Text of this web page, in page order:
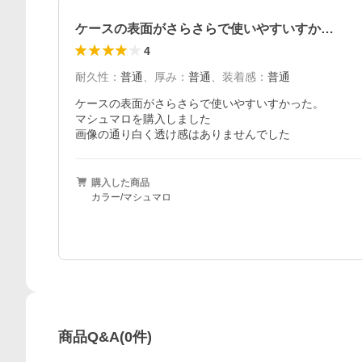
ケースの表面がさらさらで使いやすいすか…
4
耐久性 ： 普通 厚み ： 普通 装着感 ： 普通
ケースの表面がさらさらで使いやすいすかった。
マシュマロを購入しました
画像の通り白く透け感はありませんでした
購入した商品
カラー/マシュマロ
商品Q&A(0件)